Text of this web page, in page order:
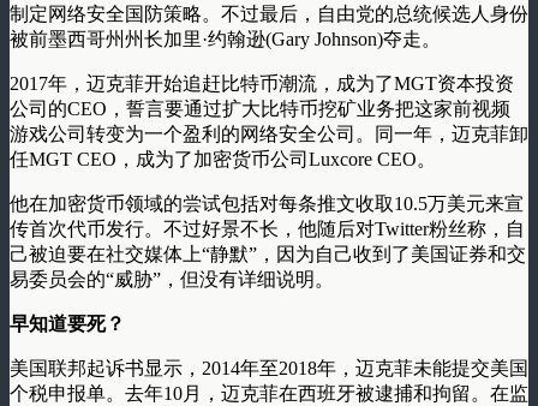
制定网络安全国防策略。不过最后，自由党的总统候选人身份
被前墨西哥州州长加里·约翰逊(Gary Johnson)夺走。
2017年，迈克菲开始追赶比特币潮流，成为了MGT资本投资
公司的CEO，誓言要通过扩大比特币挖矿业务把这家前视频
游戏公司转变为一个盈利的网络安全公司。同一年，迈克菲卸
任MGT CEO，成为了加密货币公司Luxcore CEO。
他在加密货币领域的尝试包括对每条推文收取10.5万美元来宣
传首次代币发行。不过好景不长，他随后对Twitter粉丝称，自
己被迫要在社交媒体上“静默”，因为自己收到了美国证券和交
易委员会的“威胁”，但没有详细说明。
早知道要死？
美国联邦起诉书显示，2014年至2018年，迈克菲未能提交美国
个税申报单。去年10月，迈克菲在西班牙被逮捕和拘留。在监